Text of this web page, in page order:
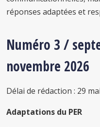
réponses adaptées et
Numéro 3 /
novembre 2026
Délai de rédaction : 29
Adaptations du PER